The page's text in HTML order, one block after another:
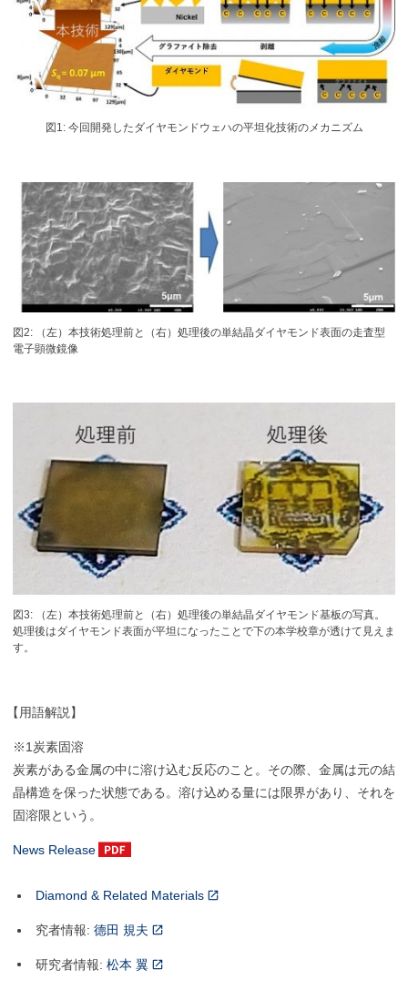
図1: 今回開発したダイヤモンドウェハの平坦化技術のメカニズム
図2: （左）本技術処理前と（右）処理後の単結晶ダイヤモンド表面の走査型
電子顕微鏡像
図3: （左）本技術処理前と（右）処理後の単結晶ダイヤモンド基板の写真。
処理後はダイヤモンド表面が平坦になったことで下の本学校章が透けて見えま
す。
【 用語解説】
※1炭素固溶
炭素がある金属の中に溶け込む反応のこと。その際、金属は元の結
晶構造を保った状態である。溶け込める量には限界があり、それを
固溶限という。
News Release
Diamond & Related Materials
究者情報:德田 規夫
研究者情報:松本 翼